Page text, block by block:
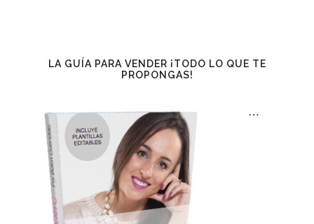
LA GUÍA PARA VENDER ¡TODO LO QUE TE
PROPONGAS!
…